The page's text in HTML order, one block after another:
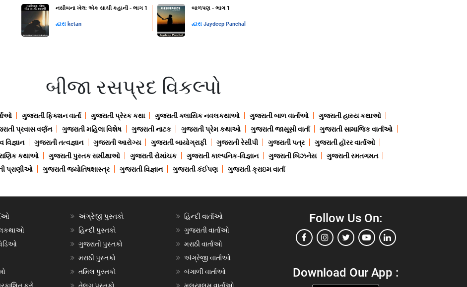
નસીબના ખેલ: એક સાચી કહાની - ભાગ 1
દ્વારા ketan
બાળપણ - ભાગ 1
દ્વારા Jaydeep Panchal
બીજા રસપ્રદ વિકલ્પો
ગુજરાતી ફિક્શન વાર્તા ગુજરાતી પ્રેરક કથા ગુજરાતી ક્લાસિક નવલકથાઓ ગુજરાતી બાળ વાર્તાઓ
ગુજરાતી હાસ્ય કથાઓ
પ્રવાસ વર્ણન ગુજરાતી મહિલા વિશેષ ગુજરાતી નાટક ગુજરાતી પ્રેમ કથાઓ ગુજરાતી જાસૂસી વાર્તા
ગુજરાતી સામાજિક વાર્તાઓ
વિજ્ઞાન ગુજરાતી તત્વજ્ઞાન ગુજરાતી આરોગ્ય ગુજરાતી બાયોગ્રાફી ગુજરાતી રેસીપી ગુજરાતી પત્ર
ગુજરાતી હૉરર વાર્તાઓ
કથાઓ ગુજરાતી પુસ્તક સમીક્ષાઓ ગુજરાતી રોમાંચક ગુજરાતી કાલ્પનિક-વિજ્ઞાન ગુજરાતી બિઝનેસ
ગુજરાતી રમતગમત
પ્રાણીઓ
ગુજરાતી જ્યોતિષશાસ્ત્ર ગુજરાતી વિજ્ઞાન ગુજરાતી કંઈપણ ગુજરાતી ક્રાઇમ વાર્તા
અંગ્રેજી પુસ્તકો
હિન્દી પુસ્તકો
ગુજરાતી પુસ્તકો
મરાઠી પુસ્તકો
તમિલ પુસ્તકો
હિન્દી વાર્તાઓ
ગુજરાતી વાર્તાઓ
મરાઠી વાર્તાઓ
અંગ્રેજી વાર્તાઓ
બંગાળી વાર્તાઓ
Follow Us On:
Download Our App :